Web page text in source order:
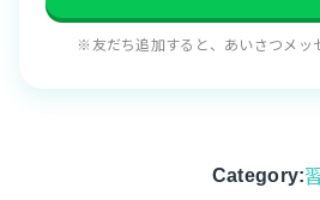
※友だち追加すると、あいさつメッ
Category: